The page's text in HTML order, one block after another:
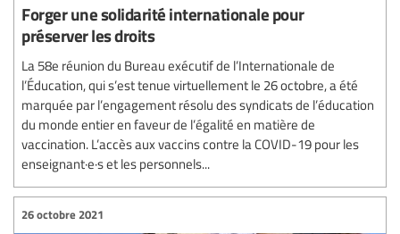
Forger une solidarité internationale pour
préserver les droits
La 58e réunion du Bureau exécutif de l’Internationale de
l’Éducation, qui s’est tenue virtuellement le 26 octobre, a été
marquée par l’engagement résolu des syndicats de l’éducation
du monde entier en faveur de l’égalité en matière de
vaccination. L’accès aux vaccins contre la COVID-19 pour les
enseignant·e·s et les personnels...
26 octobre 2021